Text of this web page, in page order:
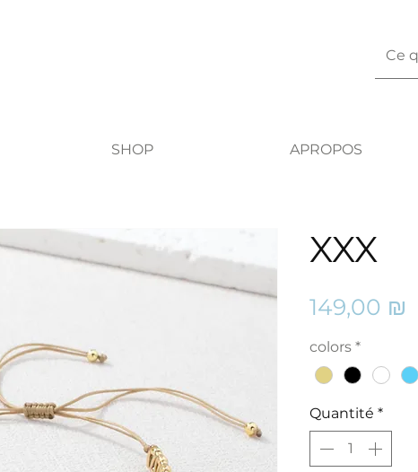
SHOP APROPOS
XXX
149,00 ₪
colors *
Quantité *